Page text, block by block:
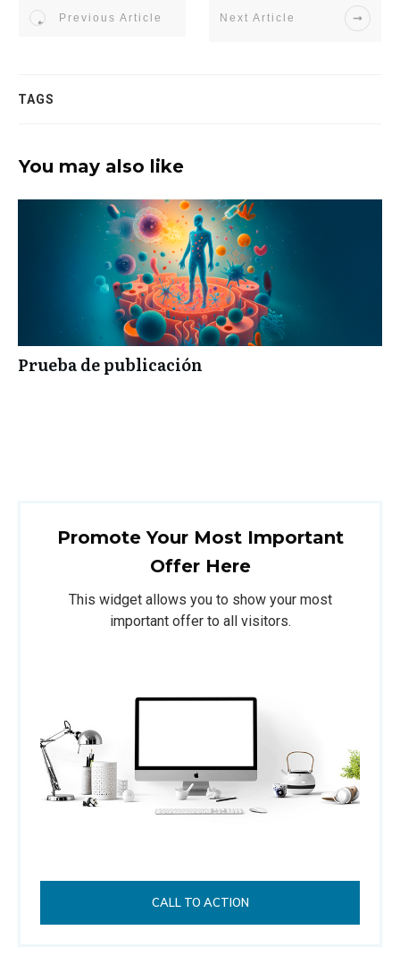
Previous Article Next Article
TAGS
You may also like
Prueba de publicación
Promote Your Most Important
Offer Here
This widget allows you to show your most
important offer to all visitors.
CALL TO ACTION